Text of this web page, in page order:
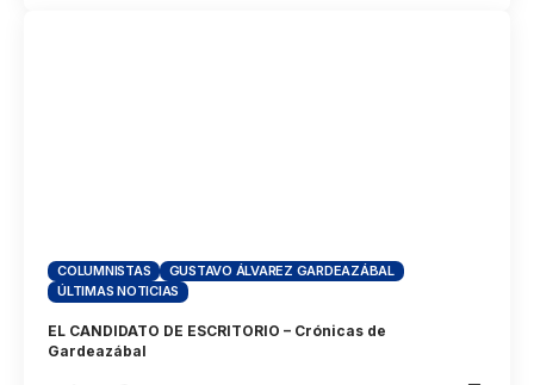
COLUMNISTAS
GUSTAVO ÁLVAREZ GARDEAZÁBAL
ÚLTIMAS NOTICIAS
EL CANDIDATO DE ESCRITORIO – Crónicas de
Gardeazábal